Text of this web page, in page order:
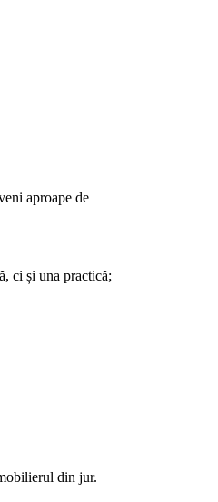
aproape de
ci și una practică;
din jur.